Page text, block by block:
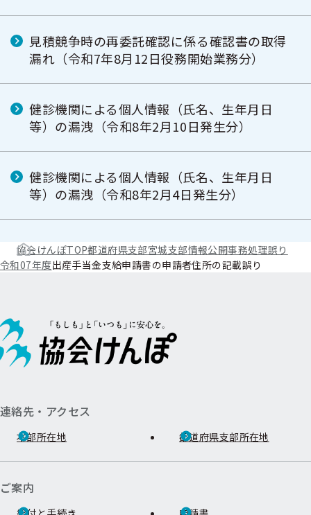
見積競争時の再委託確認に係る確認書の取得
漏れ（令和7年8月12日役務開始業務分）
健診機関による個人情報（氏名、生年月日
等）の漏洩（令和8年2月10日発生分）
健診機関による個人情報（氏名、生年月日
等）の漏洩（令和8年2月4日発生分）
協会けんぽTOP都道府県支部宮城支部情報公開事務処理誤り
令和07年度出産手当金支給申請書の申請者住所の記載誤り
連絡先・アクセス
本部所在地 都道府県支部所在地
ご案内